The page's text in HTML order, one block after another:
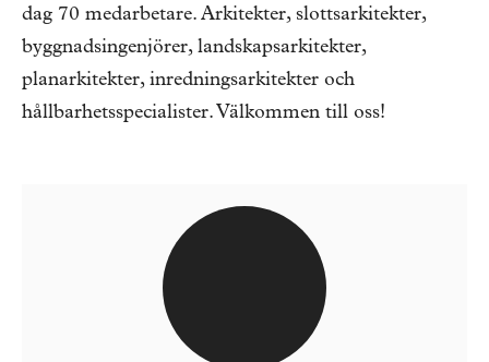
dag 70 medarbetare. Arkitekter, slottsarkitekter,
byggnadsingenjörer, landskapsarkitekter,
planarkitekter, inredningsarkitekter och
hållbarhetsspecialister. Välkommen till oss!